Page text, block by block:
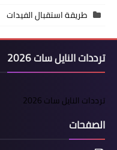
طريقة استقبال الفيدات
ترددات النايل سات 2026
ترددات النايل سات 2026
الصفحات